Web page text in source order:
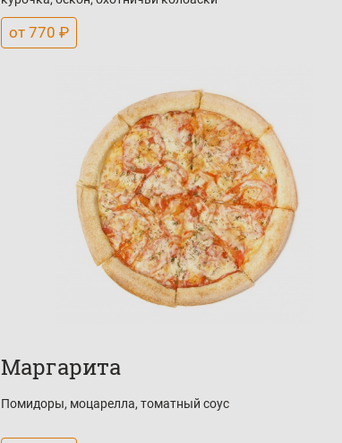
от 770 ₽
Маргарита
Помидоры, моцарелла, томатный соус